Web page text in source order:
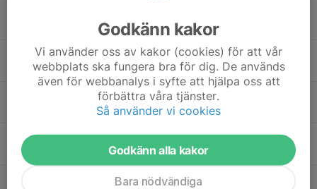
Tor
Godkänn kakor
Vi använder oss av kakor (cookies) för att vår
webbplats ska fungera bra för dig. De används
även för webbanalys i syfte att hjälpa oss att
förbättra våra tjänster.
Så använder vi cookies
Godkänn alla kakor
Bara nödvändiga